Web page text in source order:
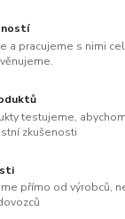
a pracujeme s nimi
testujeme,
zkušenosti
přímo od výrobců,